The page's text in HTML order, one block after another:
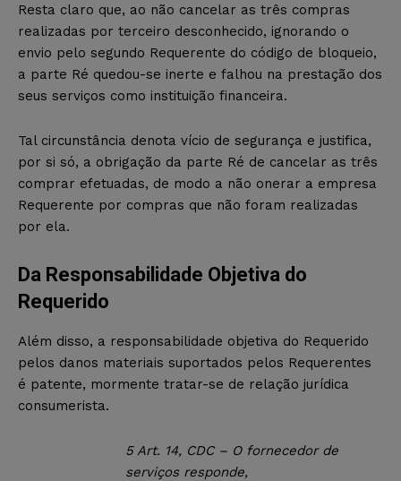
Resta claro que, ao não cancelar as três compras
realizadas por terceiro desconhecido, ignorando o
envio pelo segundo Requerente do código de bloqueio,
a parte Ré quedou-se inerte e falhou na prestação dos
seus serviços como instituição financeira.
Tal circunstância denota vício de segurança e justifica,
por si só, a obrigação da parte Ré de cancelar as três
comprar efetuadas, de modo a não onerar a empresa
Requerente por compras que não foram realizadas
por ela.
Da Responsabilidade Objetiva do
Requerido
Além disso, a responsabilidade objetiva do Requerido
pelos danos materiais suportados pelos Requerentes
é patente, mormente tratar-se de relação jurídica
consumerista.
5Art. 14, CDC – O fornecedor de
serviços responde,